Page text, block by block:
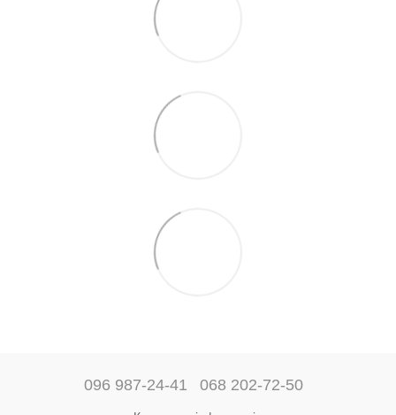
096 987-24-41 068 202-72-50